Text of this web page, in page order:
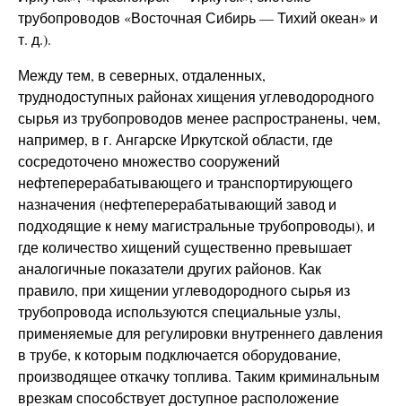
трубопроводов «Восточная Сибирь — Тихий океан» и
т. д.).
Между тем, в северных, отдаленных,
труднодоступных районах хищения углеводородного
сырья из трубопроводов менее распространены, чем,
например, в г. Ангарске Иркутской области, где
сосредоточено множество сооружений
нефтеперерабатывающего и транспортирующего
назначения (нефтеперерабатывающий завод и
подходящие к нему магистральные трубопроводы), и
где количество хищений существенно превышает
аналогичные показатели других районов. Как
правило, при хищении углеводородного сырья из
трубопровода используются специальные узлы,
применяемые для регулировки внутреннего давления
в трубе, к которым подключается оборудование,
производящее откачку топлива. Таким криминальным
врезкам способствует доступное расположение